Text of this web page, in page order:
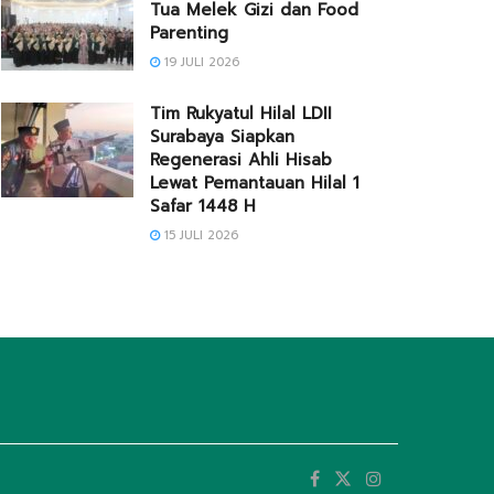
Tua Melek Gizi dan Food
Parenting
19 JULI 2026
Tim Rukyatul Hilal LDII
Surabaya Siapkan
Regenerasi Ahli Hisab
Lewat Pemantauan Hilal 1
Safar 1448 H
15 JULI 2026